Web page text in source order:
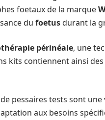
foetaux de la marque
du foetusdurant la
périnéale, une
kits contiennent ainsi
pessaires tests sont
aux besoins